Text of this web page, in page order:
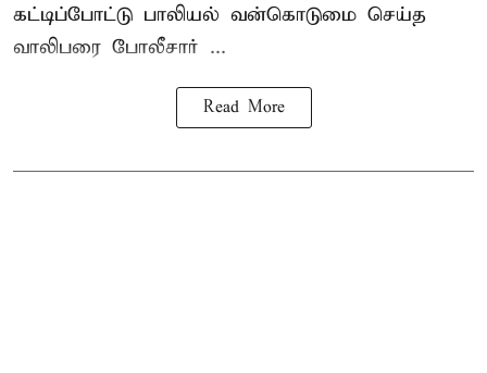
கட்டிப்போட்டு பாலியல் வன்கொடுமை செய்த
வாலிபரை போலீசார் ...
Read More